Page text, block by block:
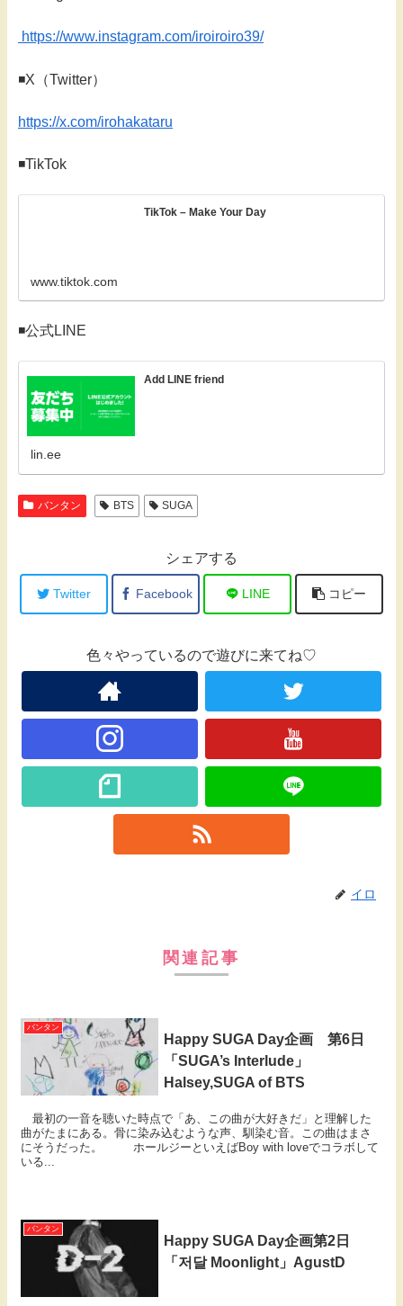
https://www.instagram.com/iroiroiro39/
◾️X（Twitter）
https://x.com/irohakataru
◾️TikTok
TikTok – Make Your Day
www.tiktok.com
◾️公式LINE
Add LINE friend
lin.ee
バンタン BTS SUGA
シェアする
Twitter Facebook LINE コピー
色々やっているので遊びに来てね♡
イロ
関連記事
バンタン
Happy SUGA Day企画 第6日
「SUGA’s Interlude」
Halsey,SUGA of BTS
最初の一音を聴いた時点で「あ、この曲が大好きだ」と理解した
曲がたまにある。骨に染み込むような声、馴染む音。この曲はまさ
にそうだった。 ホールジーといえばBoy with loveでコラボして
いる...
バンタン
Happy SUGA Day企画第2日
「저달 Moonlight」AgustD